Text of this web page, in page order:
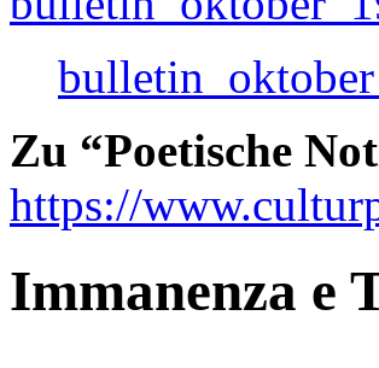
Zu “Poetische
https://
Immanenza e